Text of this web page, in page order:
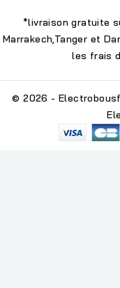
*livraison gratuite
Marrakech,Tanger et
les frais
© 2026 -